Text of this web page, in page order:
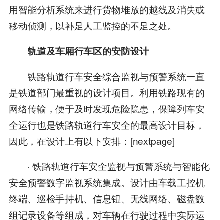
用智能分析系统来进行货物堆放的越线及消失或
移动侦测，以补足人工监控的不足之处。
轨道及车厢行车区的安防设计
铁路轨道行车安全综合监视与预警系统一直
是铁道部门最重视的设计项目。利用铁路现有的
网络传输，便于及时发现危险隐患，保障列车安
全运行也是铁路轨道行车安全的最高设计目标，
因此，在设计上有以下安排：[nextpage]
· 铁路轨道行车安全监视与预警系统与智能化
安全预警数字监视系统集成。设计由车载工控机
终端、巡检手持机、信息钮、无线网络、磁盘数
组记录设备等组成，对车辆在行驶过程中实际运